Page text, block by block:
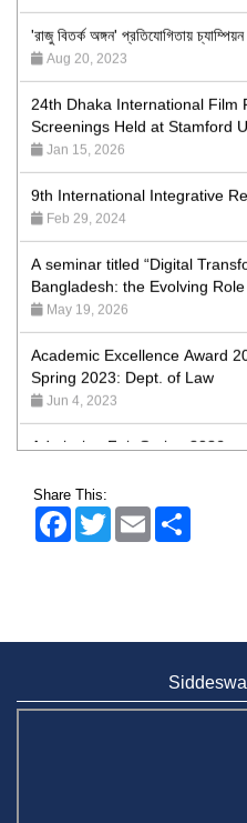
'রাজু বিতর্ক অঙ্গন' প্রতিযোগিতায় চ্যাম্পিয়ন
Aug 20, 2023
24th Dhaka International Film
Screenings Held at Stamford
Jan 15, 2026
9th International Integrative
Feb 29, 2024
A seminar titled “Digital
Bangladesh: the Evolving Role
May 19, 2026
Academic Excellence Award
Spring 2023: Dept. of Law
Jun 4, 2023
Admission Fair Spring 2026
Bangladesh
Admission Fair Summer 2026
University Bangladesh
BUBT Vice-Chancellor Pays
Share This:
FacebookTwitter Email